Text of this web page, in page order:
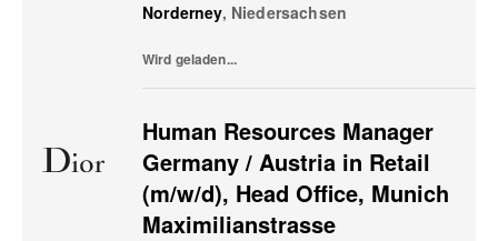
Personaleinsatzplanung und eine
zu 60%...
Norderney, Niedersachsen
Wird geladen...
Human Resources Manager
Germany / Austria in Retail
(m/w/d), Head Office, Munich
Maximilianstrasse